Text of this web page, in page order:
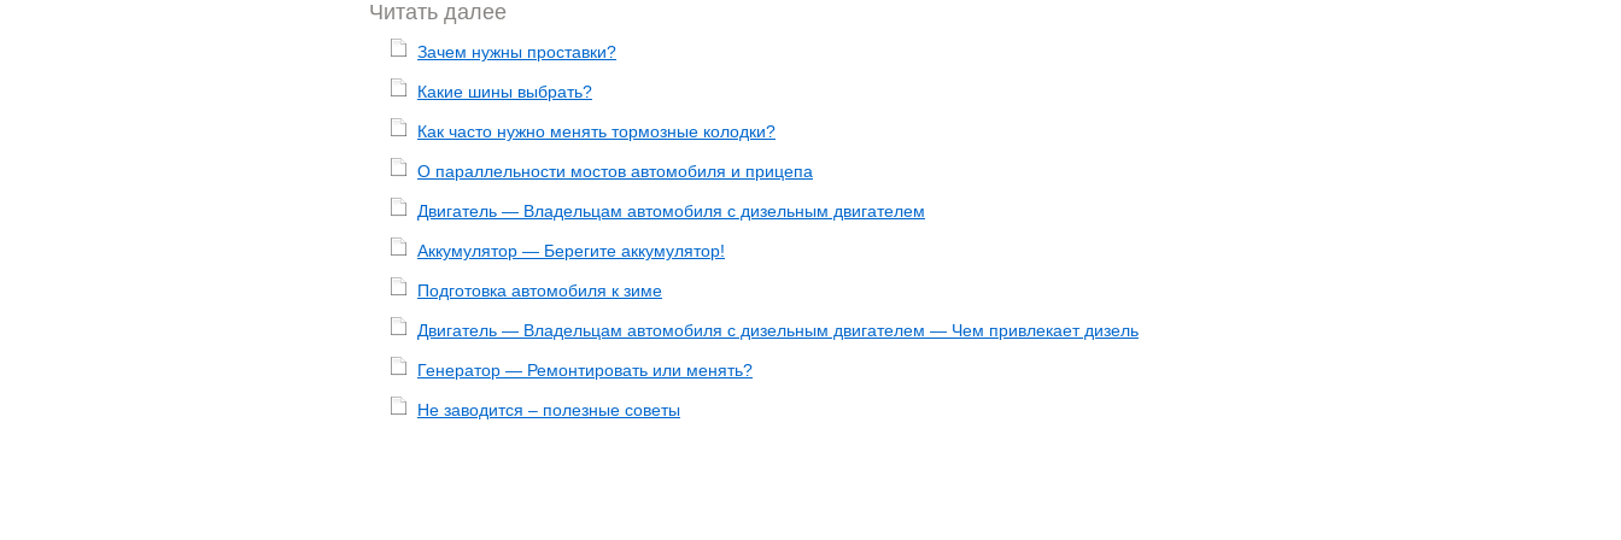
Читать далее
Зачем нужны проставки?
Какие шины выбрать?
Как часто нужно менять тормозные колодки?
О параллельности мостов автомобиля и прицепа
Двигатель — Владельцам автомобиля с дизельным двигателем
Аккумулятор — Берегите аккумулятор!
Подготовка автомобиля к зиме
Двигатель — Владельцам автомобиля с дизельным двигателем — Чем привлекает дизель
Генератор — Ремонтировать или менять?
Не заводится – полезные советы